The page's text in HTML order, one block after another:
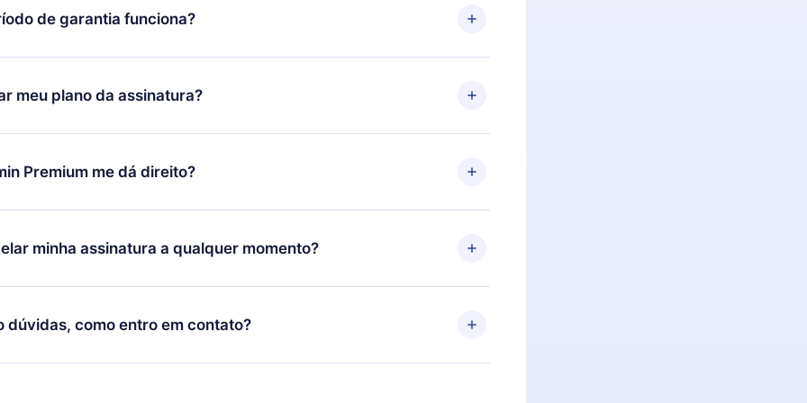
de garantia funciona?
nosso aplicativo e começar a aproveitar nossa biblioteca. Se por algum
satisfeito com nossa plataforma, basta entrar em contato com nossa
(contato@12min.com) em até 7 dias após a compra e solicitar o
meu plano da assinatura?
só se aplicará a partir do próximo período de cobrança. Por
decidiu mudar sua assinatura mensal para anual, após confirmar a
o plano anual, o novo plano só será aplicado e cobrado após o aniversário
Premium me dá direito?
é um plano que te garante acesso a toda nossa biblioteca de 2500+
em 3 línguas (Inglês, espanhol e português) que você pode ler ou
momento através do nosso aplicativo disponível para iOS, Android e
minha assinatura a qualquer momento?
por não renovar sua assinatura do 12min, você pode cancelar a
e o próximo ciclo de cobrança não ocorrerá.
dúvidas, como entro em contato?
para entrar em contato porsupport@12min.com.